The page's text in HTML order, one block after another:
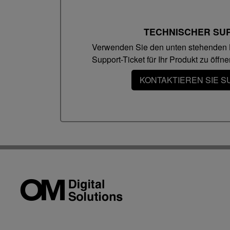
TECHNISCHER
Verwenden Sie den unten
Support-Ticket für Ihr Produkt zu
KONTAKTIEREN SIE